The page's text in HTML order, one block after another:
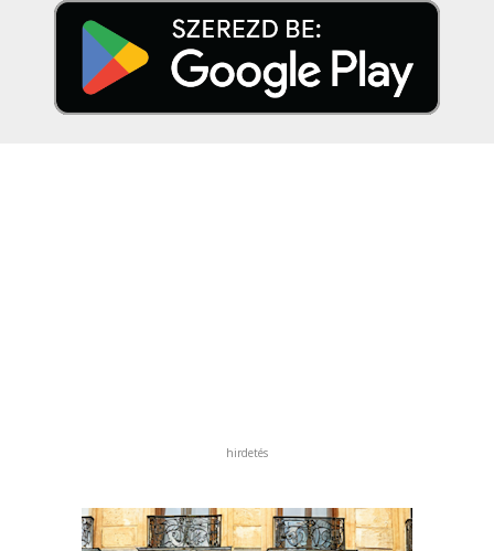
hirdetés